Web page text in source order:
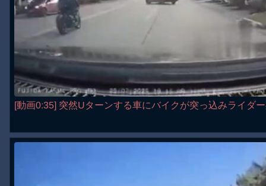
[動画0:35] 突然Uターンする車にバイクが突っ込みライダ